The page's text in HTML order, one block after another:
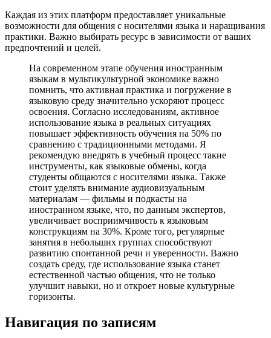
Каждая из этих платформ предоставляет уникальные
возможности для общения с носителями языка и наращивания
практики. Важно выбирать ресурс в зависимости от ваших
предпочтений и целей.
На современном этапе обучения иностранным
языкам в мультикультурной экономике важно
помнить, что активная практика и погружение в
языковую среду значительно ускоряют процесс
освоения. Согласно исследованиям, активное
использование языка в реальных ситуациях
повышает эффективность обучения на 50% по
сравнению с традиционными методами. Я
рекомендую внедрять в учебный процесс такие
инструменты, как языковые обмены, когда
студенты общаются с носителями языка. Также
стоит уделять внимание аудиовизуальным
материалам — фильмы и подкасты на
иностранном языке, что, по данным экспертов,
увеличивает восприимчивость к языковым
конструкциям на 30%. Кроме того, регулярные
занятия в небольших группах способствуют
развитию спонтанной речи и уверенности. Важно
создать среду, где использование языка станет
естественной частью общения, что не только
улучшит навыки, но и откроет новые культурные
горизонты.
Навигация по записям